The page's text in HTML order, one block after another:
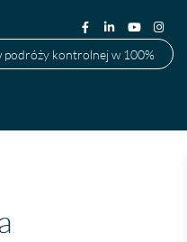
kontrolnej w 100%